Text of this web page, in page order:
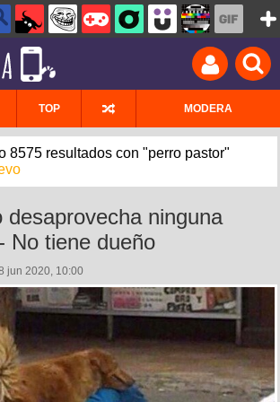
TOP MODERA
8575 resultados con "perro pastor"
desaprovecha ninguna
No tiene dueño
jun 2020, 10:00